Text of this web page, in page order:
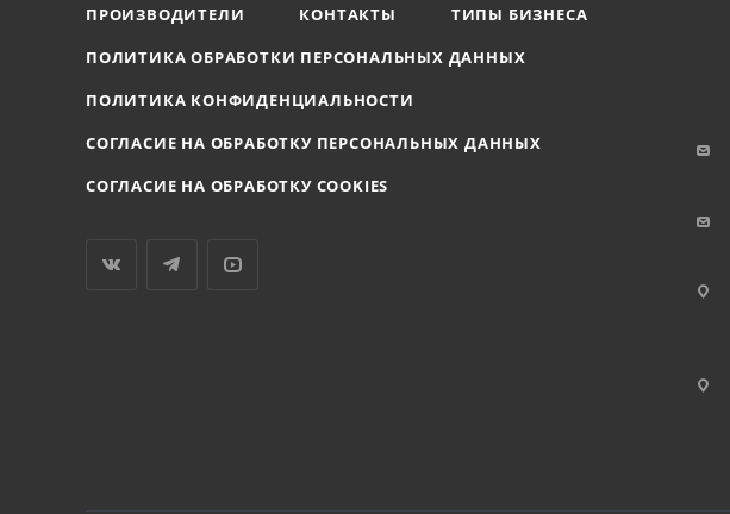
ПРОИЗВОДИТЕЛИ
КОНТАКТЫ
ТИПЫ БИЗНЕСА
ПОЛИТИКА ОБРАБОТКИ ПЕРСОНАЛЬНЫХ ДАННЫХ
ПОЛИТИКА КОНФИДЕНЦИАЛЬНОСТИ
СОГЛАСИЕ НА ОБРАБОТКУ ПЕРСОНАЛЬНЫХ ДАННЫХ
СОГЛАСИЕ НА ОБРАБОТКУ COOKIES